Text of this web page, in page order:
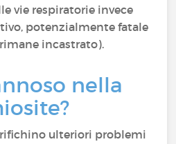
vie respiratorie invece
potenzialmente fatale
incastrato).
nella
ulteriori problemi